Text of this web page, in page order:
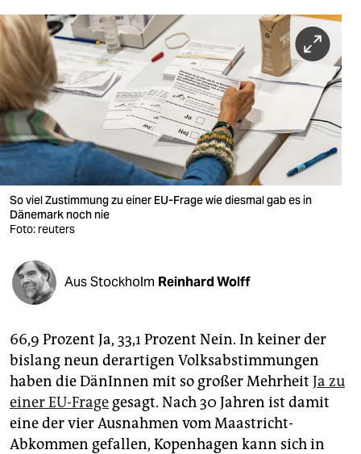
sport
berlin
nord
wahrheit
verlag
verlag
veranstaltungen
fragen & hilfe
abo
genossenschaft
epaper login
So viel Zustimmung zu einer EU-Frage wie diesmal gab es in
Dänemark noch nie
Foto: reuters
Aus Stockholm Reinhard Wolff
66,9 Prozent Ja, 33,1 Prozent Nein. In keiner der
bislang neun derartigen Volksabstimmungen
haben die DänInnen mit so großer Mehrheit Ja zu
einer EU-Frage gesagt. Nach 30 Jahren ist damit
eine der vier Ausnahmen vom Maastricht-
Abkommen gefallen, Kopenhagen kann sich in